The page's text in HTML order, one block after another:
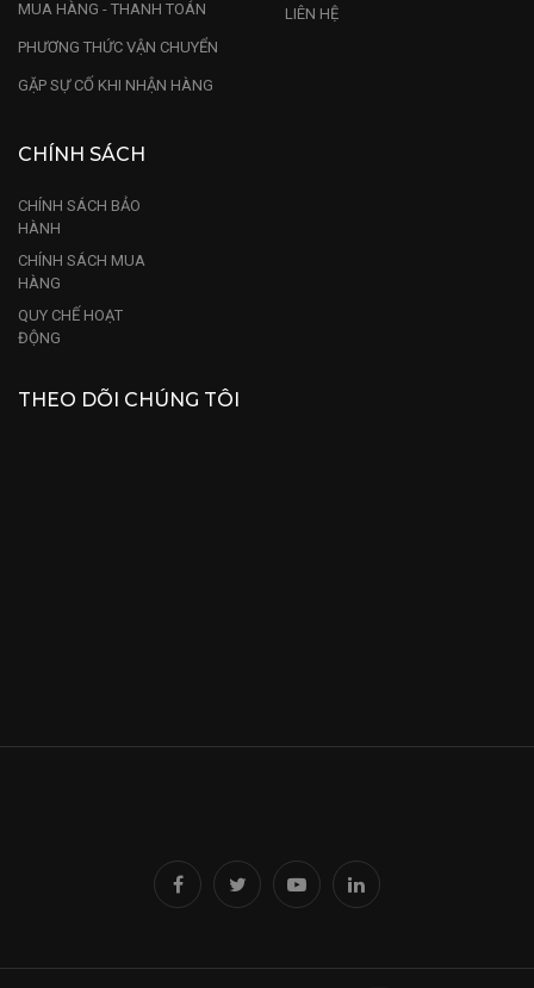
MUA HÀNG - THANH TOÁN
PHƯƠNG THỨC VẬN CHUYỂN
GẶP SỰ CỐ KHI NHẬN HÀNG
LIÊN HỆ
CHÍNH SÁCH
CHÍNH SÁCH BẢO
HÀNH
CHÍNH SÁCH MUA
HÀNG
QUY CHẾ HOẠT
ĐỘNG
THEO DÕI CHÚNG TÔI